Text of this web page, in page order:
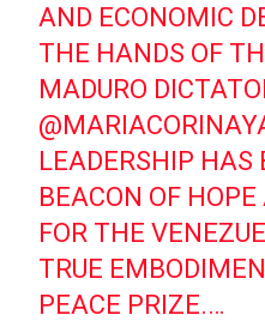
AND ECONOMIC
THE HANDS OF
MADURO
LEADERSHIP HAS
BEACON OF
FOR THE
TRUE
PEACE PRIZE.…